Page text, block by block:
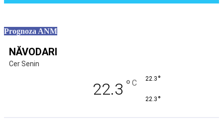
Prognoza ANM
NĂVODARI
Cer Senin
22.3 ° C 22.3 °
22.3 °